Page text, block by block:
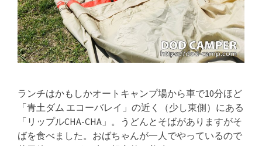
ランチはかもしかオートキャンプ場から車で10分ほど
「青土ダム エコーバレイ」の近く（少し東側）にある
「リップルCHA-CHA」。うどんとそばがありますがそ
ばを食べました。おばちゃんが一人でやっているので